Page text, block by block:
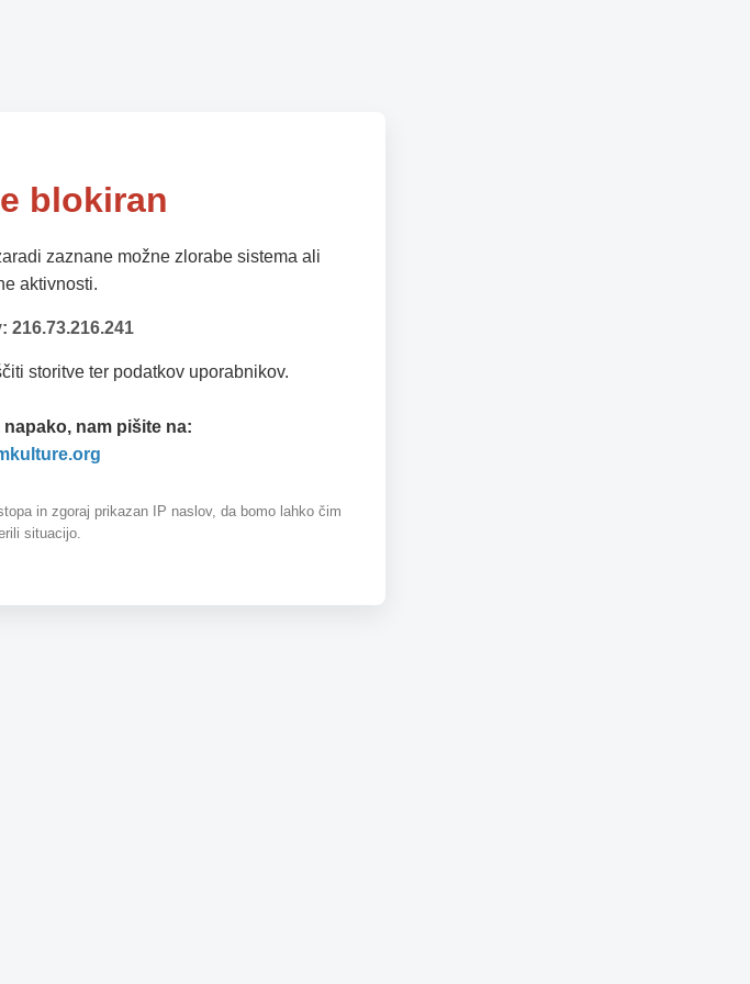
blokiran
zaznane možne zlorabe sistema ali
aktivnosti.
216.73.216.241
storitve ter podatkov uporabnikov.
nam pišite na:
in zgoraj prikazan IP naslov, da bomo lahko čim
situacijo.